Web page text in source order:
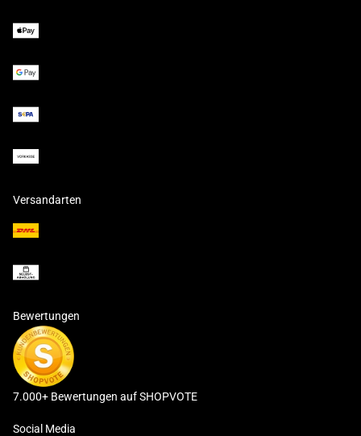
Versandarten
Bewertungen
7.000+ Bewertungen auf SHOPVOTE
Social Media